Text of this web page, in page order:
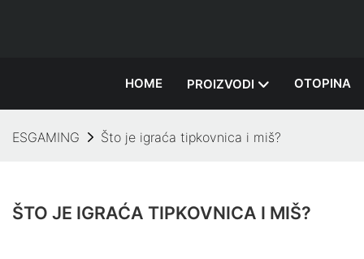
HOME PROIZVODI OTOPINA
ESGAMING Što je igraća tipkovnica i miš?
ŠTO JE IGRAĆA TIPKOVNICA I MIŠ?